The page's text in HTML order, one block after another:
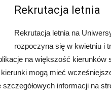
Rekrutacja letnia
Rekrutacja letnia na
rozpoczyna się w kwietniu i
na większość kierunków
mogą mieć
informacji na